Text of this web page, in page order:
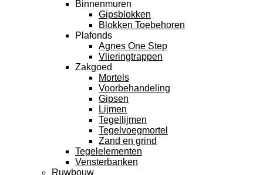
Binnenmuren
Gipsblokken
Blokken Toebehoren
Plafonds
Agnes One Step
Vlieringtrappen
Zakgoed
Mortels
Voorbehandeling
Gipsen
Lijmen
Tegellijmen
Tegelvoegmortel
Zand en grind
Tegelelementen
Vensterbanken
Ruwbouw